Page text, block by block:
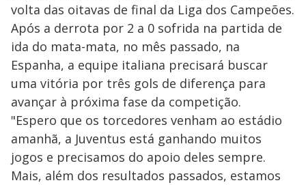
volta das oitavas de final da Liga dos Campeões.
Após a derrota por 2 a 0 sofrida na partida de
ida do mata-mata, no mês passado, na
Espanha, a equipe italiana precisará buscar
uma vitória por três gols de diferença para
avançar à próxima fase da competição.
"Espero que os torcedores venham ao estádio
amanhã, a Juventus está ganhando muitos
jogos e precisamos do apoio deles sempre.
Mais, além dos resultados passados, estamos